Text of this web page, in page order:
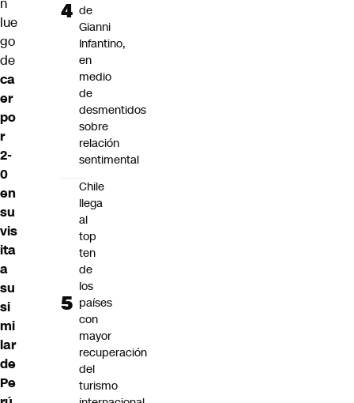
lue
go
de
ca
er
po
r
2-
0
en
su
vis
ita
a
su
si
mi
lar
de
Pe
de
Gianni
Infantino,
en
medio
de
desmentidos
sobre
relación
sentimental
Chile
llega
al
top
ten
de
los
países
con
mayor
recuperación
del
turismo